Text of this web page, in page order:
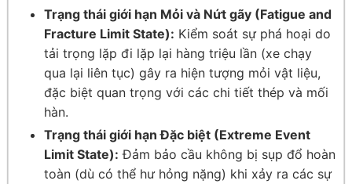
Trạng thái giới hạn Mỏi và Nứt gãy (Fatigue and
Fracture Limit State): Kiểm soát sự phá hoại do
tải trọng lặp đi lặp lại hàng triệu lần (xe chạy
qua lại liên tục) gây ra hiện tượng mỏi vật liệu,
đặc biệt quan trọng với các chi tiết thép và mối
hàn.
Trạng thái giới hạn Đặc biệt (Extreme Event
Limit State): Đảm bảo cầu không bị sụp đổ hoàn
toàn (dù có thể hư hỏng nặng) khi xảy ra các sự